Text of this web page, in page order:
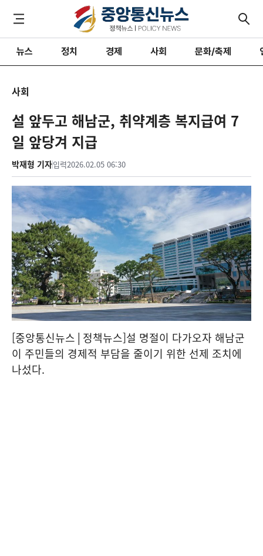
뉴스 정치 경제 사회 문화/축제
사회
설 앞두고 해남군, 취약계층 복지급여 7
일 앞당겨 지급
박재형 기자입력2026.02.05 06:30
[중앙통신뉴스│정책뉴스]설 명절이 다가오자 해남군
이 주민들의 경제적 부담을 줄이기 위한 선제 조치에
나섰다.